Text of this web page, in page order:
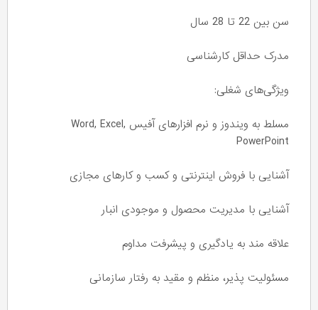
سن بین 22 تا 28 سال
مدرک حداقل کارشناسی
ویژگی‌های شغلی:
مسلط به ویندوز و نرم‌ افزارهای آفیس Word, Excel,
PowerPoint
آشنایی با فروش اینترنتی و کسب و کارهای مجازی
آشنایی با مدیریت محصول و موجودی انبار
علاقه مند به یادگیری و پیشرفت مداوم
مسئولیت‌ پذیر، منظم و مقید به رفتار سازمانی